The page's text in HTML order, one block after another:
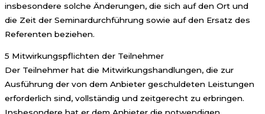
insbesondere solche Änderungen, die sich auf den Ort und
die Zeit der Seminardurchführung sowie auf den Ersatz des
Referenten beziehen.
5 Mitwirkungspflichten der Teilnehmer
Der Teilnehmer hat die Mitwirkungshandlungen, die zur
Ausführung der von dem Anbieter geschuldeten Leistungen
erforderlich sind, vollständig und zeitgerecht zu erbringen.